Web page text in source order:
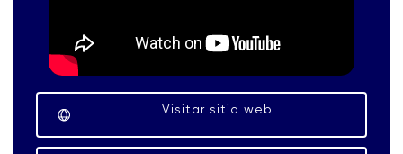
Visitar sitio web